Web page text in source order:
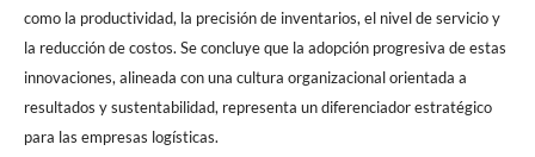
como la productividad, la precisión de inventarios, el nivel de servicio y
la reducción de costos. Se concluye que la adopción progresiva de estas
innovaciones, alineada con una cultura organizacional orientada a
resultados y sustentabilidad, representa un diferenciador estratégico
para las empresas logísticas.